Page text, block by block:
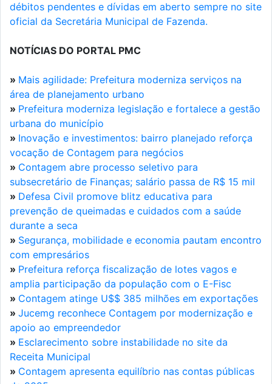
débitos pendentes e dívidas em aberto sempre no site
oficial da Secretária Municipal de Fazenda.
NOTÍCIAS DO PORTAL PMC
» Mais agilidade: Prefeitura moderniza serviços na
área de planejamento urbano
» Prefeitura moderniza legislação e fortalece a gestão
urbana do município
» Inovação e investimentos: bairro planejado reforça
vocação de Contagem para negócios
» Contagem abre processo seletivo para
subsecretário de Finanças; salário passa de R$ 15 mil
» Defesa Civil promove blitz educativa para
prevenção de queimadas e cuidados com a saúde
durante a seca
» Segurança, mobilidade e economia pautam encontro
com empresários
» Prefeitura reforça fiscalização de lotes vagos e
amplia participação da população com o E-Fisc
» Contagem atinge U$$ 385 milhões em exportações
» Jucemg reconhece Contagem por modernização e
apoio ao empreendedor
» Esclarecimento sobre instabilidade no site da
Receita Municipal
» Contagem apresenta equilíbrio nas contas públicas